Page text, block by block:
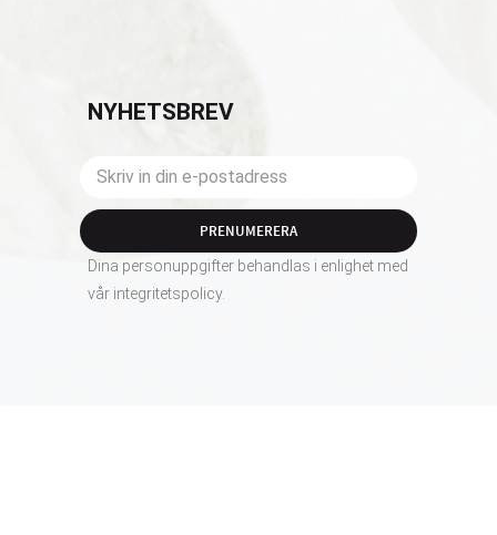
NYHETSBREV
PRENUMERERA
Dina personuppgifter behandlas i enlighet med
vår integritetspolicy.